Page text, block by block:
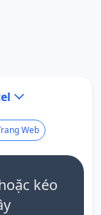
Web
kéo